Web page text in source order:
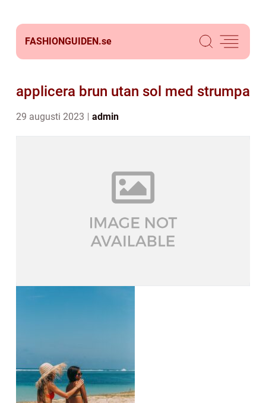
FASHIONGUIDEN.se
applicera brun utan sol med strumpa
29 augusti 2023 admin